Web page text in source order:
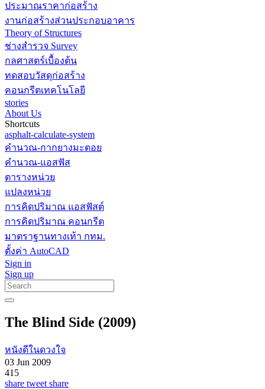
ประมาณราคาก่อสร้าง
งานก่อสร้างส่วนประกอบอาคาร
Theory of Structures
ช่างสำรวจ Survey
กลศาสตร์เบื้องต้น
ทดสอบวัสดุก่อสร้าง
คอนกรีตเทคโนโลยี
stories
About Us
Shortcuts
asphalt-calculate-system
คำนวณ-กากยางมะตอย
คำนวณ-แอสฟัส
ตารางหน่วย
แปลงหน่วย
การคิดปริมาณ แอสฟัสต์
การคิดปริมาณ คอนกรีต
มาตราฐานทางเท้า กทม.
ตั้งค่า AutoCAD
Sign in
Sign up
The Blind Side (2009)
หนังดีในดวงใจ
03 Jun 2009
415
share tweet share